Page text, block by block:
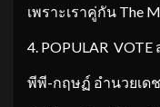
เพราะเราคู่กัน The
4. POPULAR
พีพี-กฤษฏ์ อำนวยเด